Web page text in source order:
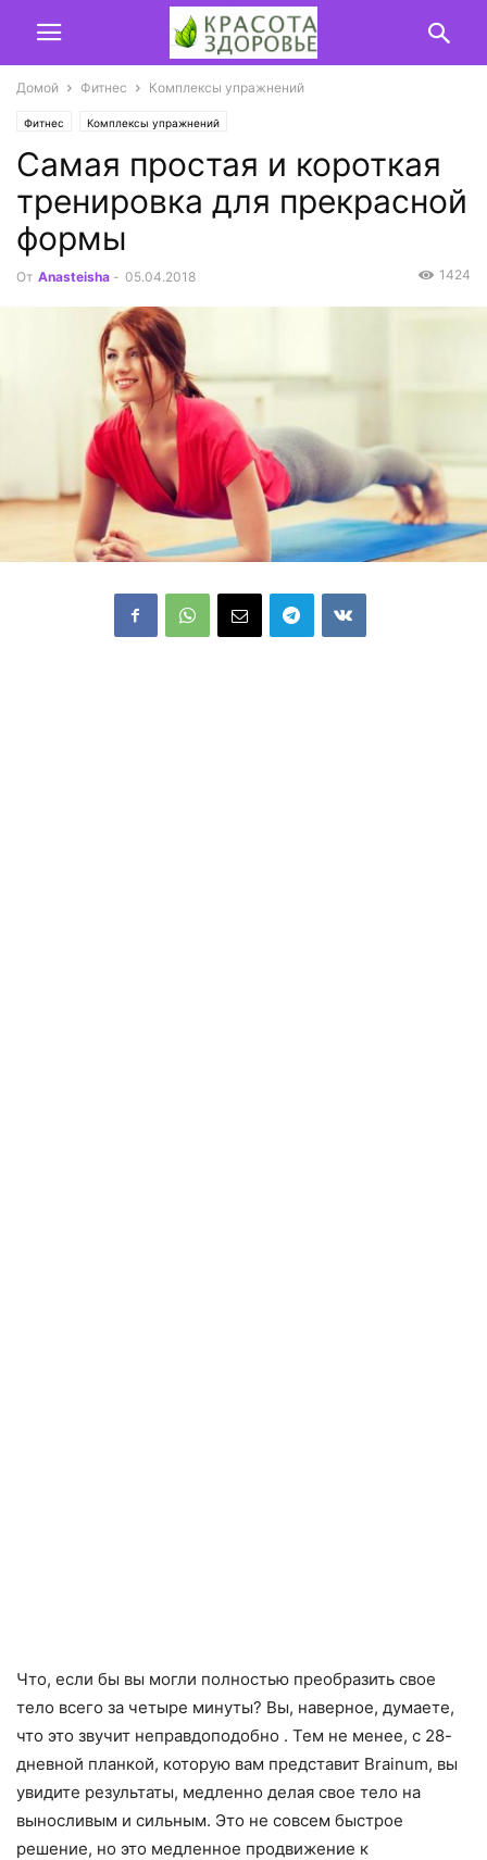
Домой Фитнес Комплексы упражнений
Фитнес Комплексы упражнений
Самая простая и короткая
тренировка для прекрасной
формы
От Anasteisha - 05.04.2018 1424
Что, если бы вы могли полностью преобразить свое
тело всего за четыре минуты? Вы, наверное, думаете,
что это звучит неправдоподобно . Тем не менее, с 28-
дневной планкой, которую вам представит Brainum, вы
увидите результаты, медленно делая свое тело на
выносливым и сильным. Это не совсем быстрое
решение, но это медленное продвижение к